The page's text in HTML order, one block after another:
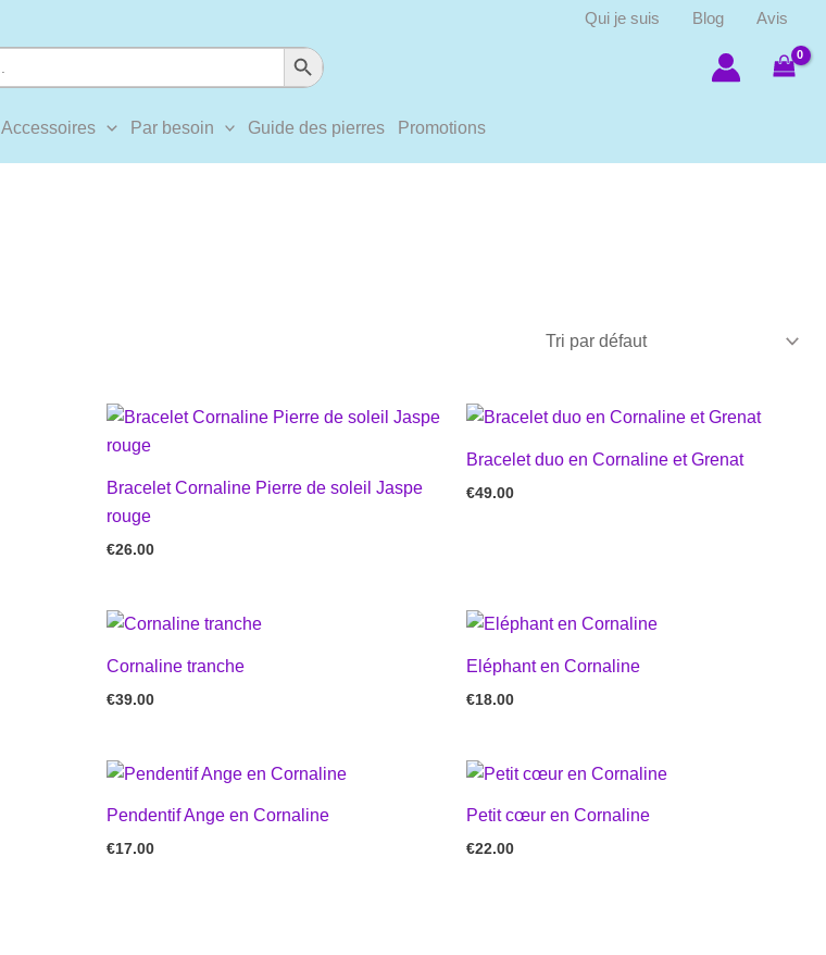
Qui je suis Blog
Avis
Search Button
Accessoires Par besoin Guide des pierres Promotions
Bracelet Cornaline Pierre de soleil Jaspe
rouge
€26.00
Bracelet duo en Cornaline et Grenat
€49.00
Cornaline tranche
€39.00
Eléphant en Cornaline
€18.00
Pendentif Ange en Cornaline
€17.00
Petit cœur en Cornaline
€22.00